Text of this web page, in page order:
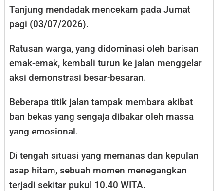
Tanjung mendadak mencekam pada Jumat
pagi (03/07/2026).
Ratusan warga, yang didominasi oleh barisan
emak-emak, kembali turun ke jalan menggelar
aksi demonstrasi besar-besaran.
Beberapa titik jalan tampak membara akibat
ban bekas yang sengaja dibakar oleh massa
yang emosional.
Di tengah situasi yang memanas dan kepulan
asap hitam, sebuah momen menegangkan
terjadi sekitar pukul 10.40 WITA.